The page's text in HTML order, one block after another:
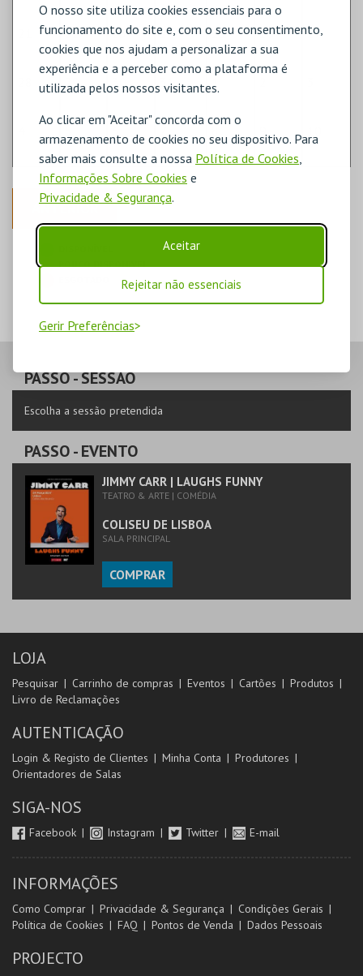
O nosso site utiliza cookies essenciais para o
funcionamento do site e, com o seu consentimento,
cookies que nos ajudam a personalizar a sua
experiência e a perceber como a plataforma é
utilizada pelos nossos visitantes.
Ao clicar em "Aceitar" concorda com o
armazenamento de cookies no seu dispositivo. Para
saber mais consulte a nossa Política de Cookies
Informações Sobre Cookies e
Privacidade & Segurança.
Aceitar
Rejeitar não essenciais
Gerir Preferências
22 23 24 25 26 27
29 30 31 1
9
ANTERIOR
POUCO DISPONÍVEL
PASSO- SESSÃO
Escolha a sessão pretendida
PASSO- EVENTO
JIMMY CARR | LAUGHS FUNNY
TEATRO & ARTE | COMÉDIA
COLISEU DE LISBOA
SALA PRINCIPAL
COMPRAR
LOJA
Pesquisar Carrinho de compras Eventos Cartões
Produtos
Livro de Reclamações
AUTENTICAÇÃO
Login & Registo de Clientes Minha Conta
Produtores
Orientadores de Salas
SIGA-NOS
Facebook Instagram Twitter E-mail
INFORMAÇÕES
Como Comprar Privacidade & Segurança
Condições Gerais
Política de Cookies
FAQ Pontos de Venda Dados Pessoais
PROJECTO